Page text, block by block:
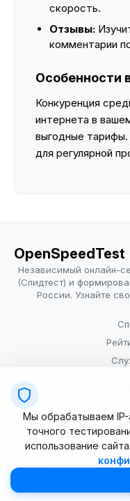
скорость.
Отзывы:
комментарии
Особенности
Конкуренция
интернета в
выгодные
для регулярной
OpenSpeedTest
Независимый онлайн-
(Спидтест) и
России. Узнайте
© 2025–2026
Мы обрабатываем
точного
использование